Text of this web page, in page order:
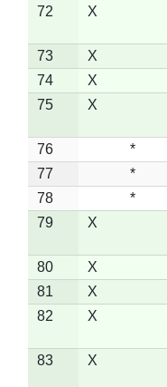
72
X
73 X
74
X
75
X
76 *
77
*
78
*
79
X
80 X
81
X
82
X
83 X